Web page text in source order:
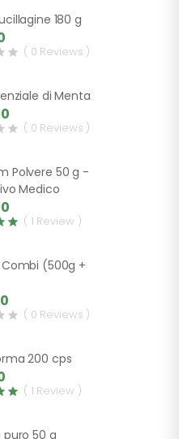
180 g
( 0 Reviews )
di Menta
( 0 Reviews )
Polvere 50 g -
Medico
( 1 Review )
Combi (500g +
( 0 Reviews )
200 cps
( 1 Review )
puro 50 g